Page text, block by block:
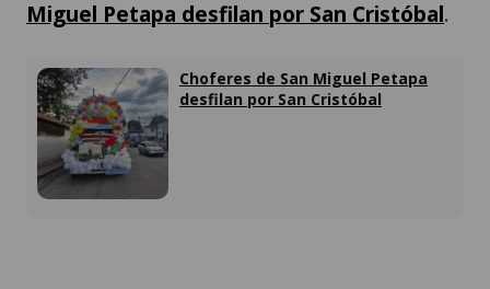
Miguel Petapa desfilan por San Cristóbal.
Choferes de San Miguel Petapa
desfilan por San Cristóbal